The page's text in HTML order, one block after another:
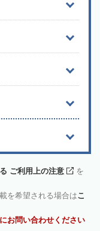
ご利用上の注意
を
を希望される場合はこ
お問い合わせください